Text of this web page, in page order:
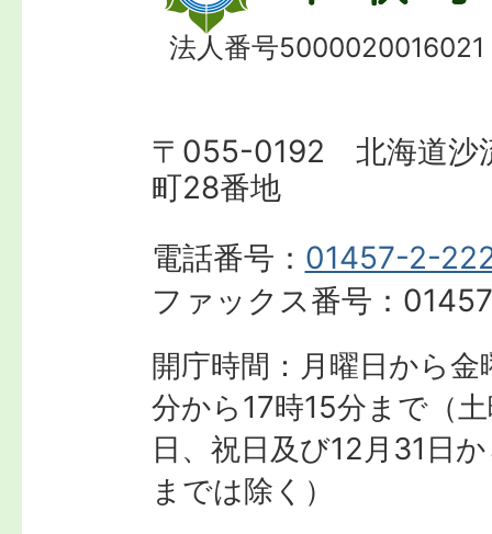
法人番号5000020016021
〒055-0192 北海道沙
町28番地
電話番号： 01457-2-
ファックス番号：
開庁時間：月曜日から
分から17時15分まで（
日、祝日及び12月31日
までは除く）